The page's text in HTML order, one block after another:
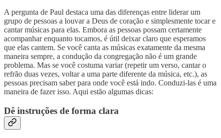
A pergunta de Paul destaca uma das diferenças entre liderar um
grupo de pessoas a louvar a Deus de coração e simplesmente tocar e
cantar músicas para elas. Embora as pessoas possam certamente
acompanhar enquanto tocamos, é útil deixar claro que esperamos
que elas cantem. Se você canta as músicas exatamente da mesma
maneira sempre, a condução da congregação não é um grande
problema. Mas se você costuma variar (repetir um verso, cantar o
refrão duas vezes, voltar a uma parte diferente da música, etc.), as
pessoas precisam saber para onde você está indo. Conduzi-las é uma
maneira de fazer isso. Aqui estão algumas dicas:
Dê instruções de forma clara